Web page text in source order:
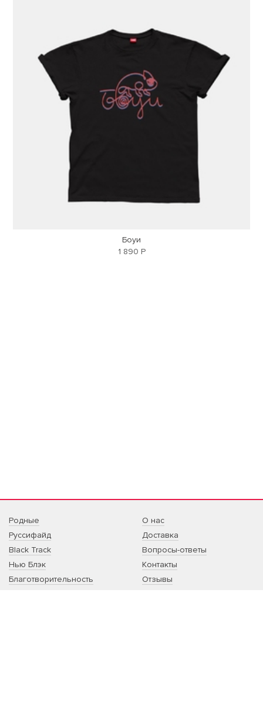
Боуи
1 890 Р
Родные
Руссифайд
Black Track
Нью Блэк
Благотворительность
О нас
Доставка
Вопросы-ответы
Контакты
Отзывы